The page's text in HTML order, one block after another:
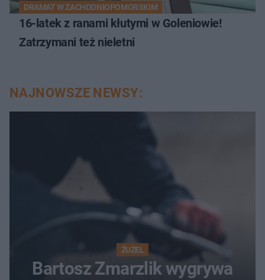
DRAMAT W ZACHODNIOPOMORSKIM
16-latek z ranami kłutymi w Goleniowie!
Zatrzymani też nieletni
NAJNOWSZE NEWSY:
ŻUŻEL
Bartosz Zmarzlik wygrywa